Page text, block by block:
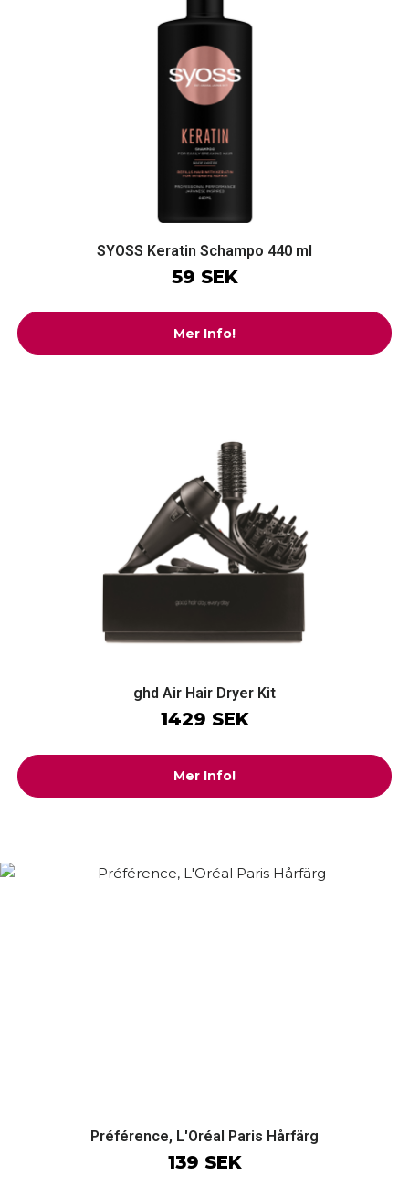
SYOSS Keratin Schampo 440 ml
59 SEK
Mer Info!
ghd Air Hair Dryer Kit
1429 SEK
Mer Info!
Préférence, L'Oréal Paris Hårfärg
139 SEK